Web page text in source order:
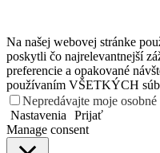
Na našej webovej stránke
poskytli čo najrelevantnejší
preferencie a opakované
používaním VŠETKÝCH
Nepredávajte moje osobné
Nastavenia
Prijať
Manage consent